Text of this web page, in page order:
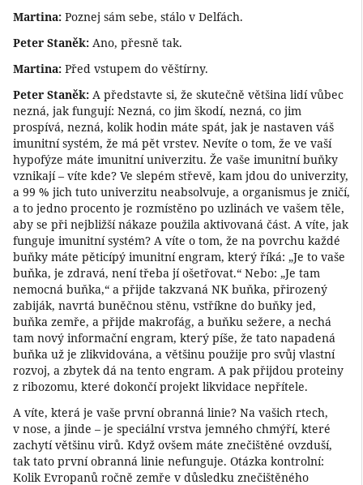
Martina: Poznej sám sebe, stálo v Delfách.
Peter Staněk: Ano, přesně tak.
Martina: Před vstupem do věštírny.
Peter Staněk: A představte si, že skutečně většina lidí vůbec
nezná, jak fungují: Nezná, co jim škodí, nezná, co jim
prospívá, nezná, kolik hodin máte spát, jak je nastaven váš
imunitní systém, že má pět vrstev. Nevíte o tom, že ve vaší
hypofýze máte imunitní univerzitu. Že vaše imunitní buňky
vznikají – víte kde? Ve slepém střevě, kam jdou do univerzity,
a 99 % jich tuto univerzitu neabsolvuje, a organismus je zničí,
a to jedno procento je rozmístěno po uzlinách ve vašem těle,
aby se při nejbližší nákaze použila aktivovaná část. A víte, jak
funguje imunitní systém? A víte o tom, že na povrchu každé
buňky máte pěticípý imunitní engram, který říká: „Je to vaše
buňka, je zdravá, není třeba jí ošetřovat.“ Nebo: „Je tam
nemocná buňka,“ a přijde takzvaná NK buňka, přirozený
zabiják, navrtá buněčnou stěnu, vstříkne do buňky jed,
buňka zemře, a přijde makrofág, a buňku sežere, a nechá
tam nový informační engram, který píše, že tato napadená
buňka už je zlikvidována, a většinu použije pro svůj vlastní
rozvoj, a zbytek dá na tento engram. A pak přijdou proteiny
z ribozomu, které dokončí projekt likvidace nepřítele.
A víte, která je vaše první obranná linie? Na vašich rtech,
v nose, a jinde – je speciální vrstva jemného chmýří, které
zachytí většinu virů. Když ovšem máte znečištěné ovzduší,
tak tato první obranná linie nefunguje. Otázka kontrolní:
Kolik Evropanů ročně zemře v důsledku znečištěného